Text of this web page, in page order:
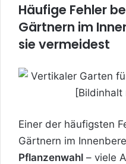
Häufige Fehler
Gärtnern im
sie vermeidest
Einer der häufigsten
Gärtnern im
Pflanzenwahl – viele